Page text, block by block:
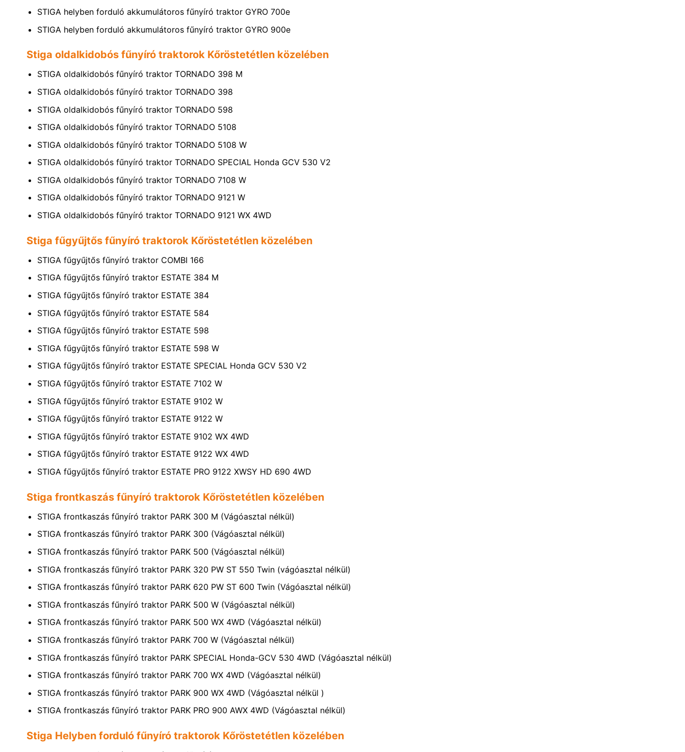
STIGA helyben forduló akkumulátoros fűnyíró traktor GYRO 700e
STIGA helyben forduló akkumulátoros fűnyíró traktor GYRO 900e
Stiga oldalkidobós fűnyíró traktorok Kőröstetétlen közelében
STIGA oldalkidobós fűnyíró traktor TORNADO 398 M
STIGA oldalkidobós fűnyíró traktor TORNADO 398
STIGA oldalkidobós fűnyíró traktor TORNADO 598
STIGA oldalkidobós fűnyíró traktor TORNADO 5108
STIGA oldalkidobós fűnyíró traktor TORNADO 5108 W
STIGA oldalkidobós fűnyíró traktor TORNADO SPECIAL Honda GCV 530 V2
STIGA oldalkidobós fűnyíró traktor TORNADO 7108 W
STIGA oldalkidobós fűnyíró traktor TORNADO 9121 W
STIGA oldalkidobós fűnyíró traktor TORNADO 9121 WX 4WD
Stiga fűgyűjtős fűnyíró traktorok Kőröstetétlen közelében
STIGA fűgyűjtős fűnyíró traktor COMBI 166
STIGA fűgyűjtős fűnyíró traktor ESTATE 384 M
STIGA fűgyűjtős fűnyíró traktor ESTATE 384
STIGA fűgyűjtős fűnyíró traktor ESTATE 584
STIGA fűgyűjtős fűnyíró traktor ESTATE 598
STIGA fűgyűjtős fűnyíró traktor ESTATE 598 W
STIGA fűgyűjtős fűnyíró traktor ESTATE SPECIAL Honda GCV 530 V2
STIGA fűgyűjtős fűnyíró traktor ESTATE 7102 W
STIGA fűgyűjtős fűnyíró traktor ESTATE 9102 W
STIGA fűgyűjtős fűnyíró traktor ESTATE 9122 W
STIGA fűgyűjtős fűnyíró traktor ESTATE 9102 WX 4WD
STIGA fűgyűjtős fűnyíró traktor ESTATE 9122 WX 4WD
STIGA fűgyűjtős fűnyíró traktor ESTATE PRO 9122 XWSY HD 690 4WD
Stiga frontkaszás fűnyíró traktorok Kőröstetétlen közelében
STIGA frontkaszás fűnyíró traktor PARK 300 M (Vágóasztal nélkül)
STIGA frontkaszás fűnyíró traktor PARK 300 (Vágóasztal nélkül)
STIGA frontkaszás fűnyíró traktor PARK 500 (Vágóasztal nélkül)
STIGA frontkaszás fűnyíró traktor PARK 320 PW ST 550 Twin (vágóasztal nélkül)
STIGA frontkaszás fűnyíró traktor PARK 620 PW ST 600 Twin (Vágóasztal nélkül)
STIGA frontkaszás fűnyíró traktor PARK 500 W (Vágóasztal nélkül)
STIGA frontkaszás fűnyíró traktor PARK 500 WX 4WD (Vágóasztal nélkül)
STIGA frontkaszás fűnyíró traktor PARK 700 W (Vágóasztal nélkül)
STIGA frontkaszás fűnyíró traktor PARK SPECIAL Honda-GCV 530 4WD (Vágóasztal nélkül)
STIGA frontkaszás fűnyíró traktor PARK 700 WX 4WD (Vágóasztal nélkül)
STIGA frontkaszás fűnyíró traktor PARK 900 WX 4WD (Vágóasztal nélkül )
STIGA frontkaszás fűnyíró traktor PARK PRO 900 AWX 4WD (Vágóasztal nélkül)
Stiga Helyben forduló fűnyíró traktorok Kőröstetétlen közelében